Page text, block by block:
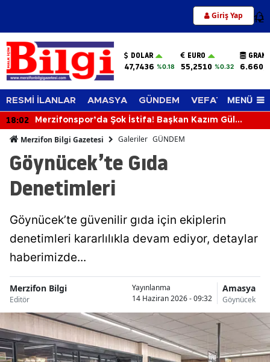
Giriş Yap 12
DOLAR
47,7436 %0.18
EURO
55,2510 %0.32
RESMİ İLANLAR AMASYA GÜNDEM VEFAT EDENLER
MENÜ
18:02
Merzifonspor’da Şok İstifa! Başkan Kazım Gül
Merzifon Bilgi Gazetesi Galeriler GÜNDEM
Göynücek’te Gıda
Denetimleri
Göynücek’te güvenilir gıda için ekiplerin
denetimleri kararlılıkla devam ediyor, detaylar
haberimizde...
Merzifon Bilgi
Editör
Yayınlanma
14 Haziran 2026 - 09:32
Amasya
Göynücek